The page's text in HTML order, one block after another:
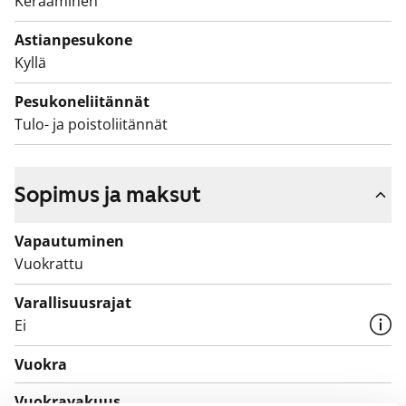
Astianpesukone
Kyllä
Pesukoneliitännät
Tulo- ja poistoliitännät
Sopimus ja maksut
Vapautuminen
Vuokrattu
Varallisuusrajat
Ei
Vuokra
Vuokravakuus